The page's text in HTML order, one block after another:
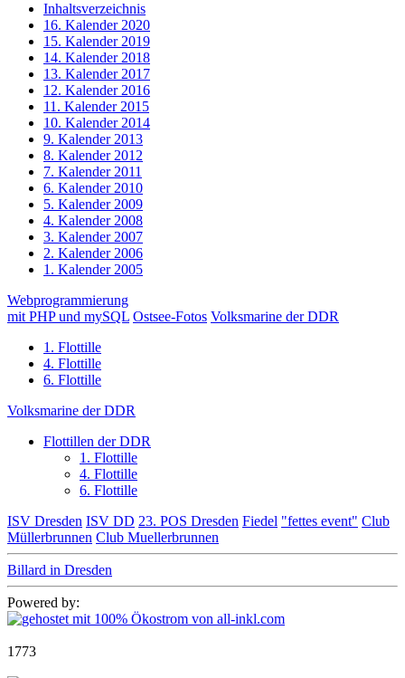
Inhaltsverzeichnis
16. Kalender 2020
15. Kalender 2019
14. Kalender 2018
13. Kalender 2017
12. Kalender 2016
11. Kalender 2015
10. Kalender 2014
9. Kalender 2013
8. Kalender 2012
7. Kalender 2011
6. Kalender 2010
5. Kalender 2009
4. Kalender 2008
3. Kalender 2007
2. Kalender 2006
1. Kalender 2005
Webprogrammierung
mit PHP und mySQL Ostsee-Fotos Volksmarine der DDR
1. Flottille
4. Flottille
6. Flottille
Volksmarine der DDR
Flottillen der DDR
1. Flottille
4. Flottille
6. Flottille
ISV Dresden ISV DD 23. POS Dresden Fiedel "fettes event" Club
Müllerbrunnen Club Muellerbrunnen
Billard in Dresden
Powered by:
1773